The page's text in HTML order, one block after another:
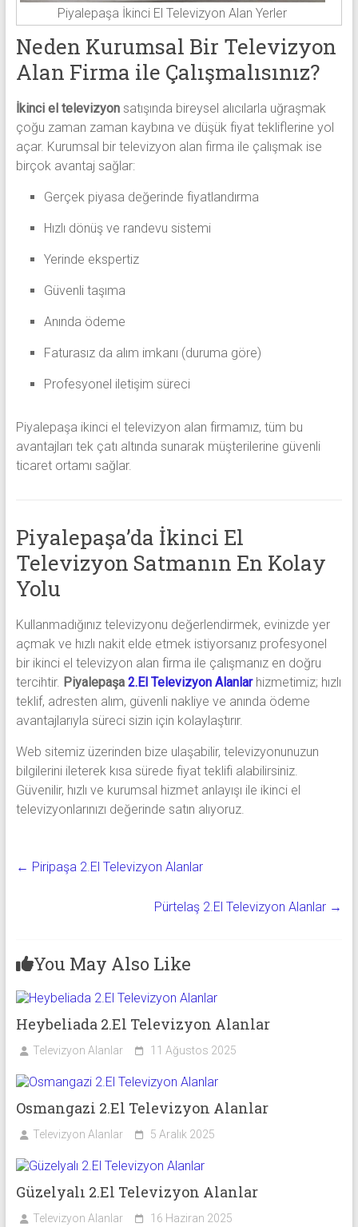
Piyalepaşa İkinci El Televizyon Alan Yerler
Neden Kurumsal Bir Televizyon
Alan Firma ile Çalışmalısınız?
İkinci el televizyonsatışında bireysel alıcılarla uğraşmak
çoğu zaman zaman kaybına ve düşük fiyat tekliflerine yol
açar. Kurumsal bir televizyon alan firma ile çalışmak ise
birçok avantaj sağlar:
Gerçek piyasa değerinde fiyatlandırma
Hızlı dönüş ve randevu sistemi
Yerinde ekspertiz
Güvenli taşıma
Anında ödeme
Faturasız da alım imkanı (duruma göre)
Profesyonel iletişim süreci
Piyalepaşa ikinci el televizyon alan firmamız, tüm bu
avantajları tek çatı altında sunarak müşterilerine güvenli
ticaret ortamı sağlar.
Piyalepaşa’da İkinci El
Televizyon Satmanın En Kolay
Yolu
Kullanmadığınız televizyonu değerlendirmek, evinizde yer
açmak ve hızlı nakit elde etmek istiyorsanız profesyonel
bir ikinci el televizyon alan firma ile çalışmanız en doğru
tercihtir. Piyalepaşa 2.El Televizyon Alanlarhizmetimiz; hızlı
teklif, adresten alım, güvenli nakliye ve anında ödeme
avantajlarıyla süreci sizin için kolaylaştırır.
Web sitemiz üzerinden bize ulaşabilir, televizyonunuzun
bilgilerini ileterek kısa sürede fiyat teklifi alabilirsiniz.
Güvenilir, hızlı ve kurumsal hizmet anlayışı ile ikinci el
televizyonlarınızı değerinde satın alıyoruz.
← Piripaşa 2.El Televizyon Alanlar
Pürtelaş 2.El Televizyon Alanlar →
You May Also Like
Heybeliada 2.El Televizyon Alanlar
Televizyon Alanlar 11 Ağustos 2025
Osmangazi 2.El Televizyon Alanlar
Televizyon Alanlar 5 Aralık 2025
Güzelyalı 2.El Televizyon Alanlar
Televizyon Alanlar 16 Haziran 2025